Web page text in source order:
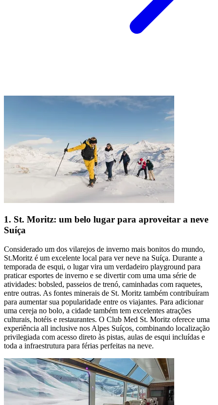
1. St. Moritz: um belo lugar para aproveitar a neve
Suíça
Considerado um dos vilarejos de inverno mais bonitos do mundo,
St.Moritz é um excelente local para ver neve na Suíça. Durante a
temporada de esqui, o lugar vira um verdadeiro playground para
praticar esportes de inverno e se divertir com uma uma série de
atividades: bobsled, passeios de trenó, caminhadas com raquetes,
entre outras. As fontes minerais de St. Moritz também contribuíram
para aumentar sua popularidade entre os viajantes. Para adicionar
uma cereja no bolo, a cidade também tem excelentes atrações
culturais, hotéis e restaurantes. O Club Med St. Moritz oferece uma
experiência all inclusive nos Alpes Suíços, combinando localização
privilegiada com acesso direto às pistas, aulas de esqui incluídas e
toda a infraestrutura para férias perfeitas na neve.